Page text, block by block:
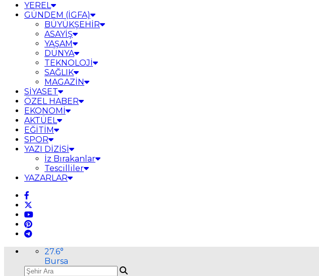
YEREL
GÜNDEM (İGFA)
BÜYÜKŞEHİR
ASAYİŞ
YAŞAM
DÜNYA
TEKNOLOJİ
SAĞLIK
MAGAZİN
SİYASET
ÖZEL HABER
EKONOMİ
AKTÜEL
EĞİTİM
SPOR
YAZI DİZİSİ
İz Bırakanlar
Tescilliler
YAZARLAR
27.6°
Bursa